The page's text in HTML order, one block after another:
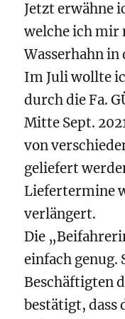
Jetzt erwähne
welche ich mir
Wasserhahn
Im Juli wollte
durch die Fa.
Mitte Sept.
von
geliefert
Liefertermine
verlängert.
Die
einfach genug.
Beschäftigten
bestätigt, dass